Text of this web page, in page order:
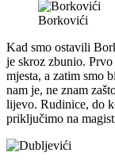
Borkovići
Kad smo ostavili
je skroz zbunio.
mjesta, a zatim smo
nam je, ne znam
lijevo. Rudinice, do
priključimo na